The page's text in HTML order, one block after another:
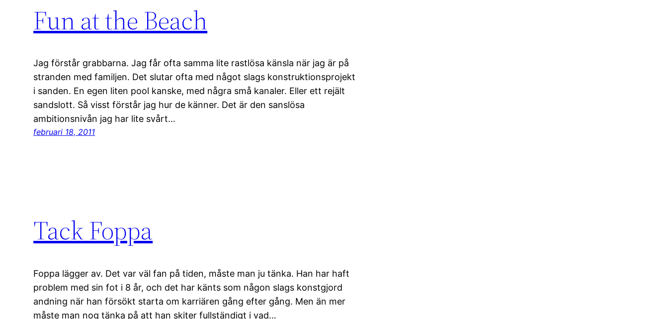
Fun at the Beach
Jag förstår grabbarna. Jag får ofta samma lite rastlösa känsla när jag är på
stranden med familjen. Det slutar ofta med något slags konstruktionsprojekt
i sanden. En egen liten pool kanske, med några små kanaler. Eller ett rejält
sandslott. Så visst förstår jag hur de känner. Det är den sanslösa
ambitionsnivån jag har lite svårt…
februari 18, 2011
Tack Foppa
Foppa lägger av. Det var väl fan på tiden, måste man ju tänka. Han har haft
problem med sin fot i 8 år, och det har känts som någon slags konstgjord
andning när han försökt starta om karriären gång efter gång. Men än mer
måste man nog tänka på att han skiter fullständigt i vad…